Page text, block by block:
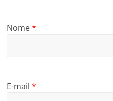
Nome*
E-mail*